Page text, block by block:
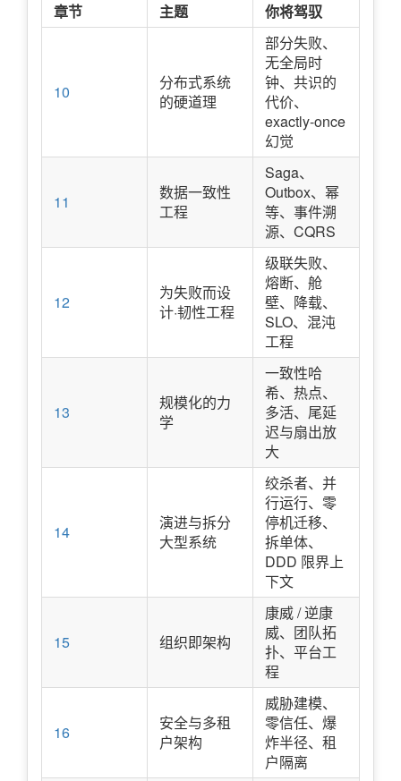
章节 主题 你将驾驭
10
分布式系统
的硬道理
部分失败、
无全局时
钟、共识的
代价、
exactly-once
幻觉
11
数据一致性
工程
Saga、
Outbox、幂
等、事件溯
源、CQRS
12
为失败而设
计·韧性工程
级联失败、
熔断、舱
壁、降载、
SLO、混沌
工程
13
规模化的力
学
一致性哈
希、热点、
多活、尾延
迟与扇出放
大
14
演进与拆分
大型系统
绞杀者、并
行运行、零
停机迁移、
拆单体、
DDD 限界上
下文
15 组织即架构
康威 / 逆康
威、团队拓
扑、平台工
程
16
安全与多租
户架构
威胁建模、
零信任、爆
炸半径、租
户隔离